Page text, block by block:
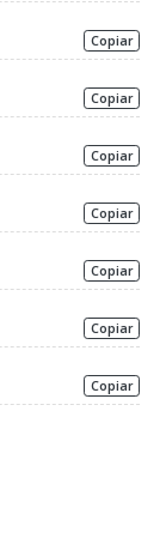
Copiar
Copiar
Copiar
Copiar
Copiar
Copiar
Copiar